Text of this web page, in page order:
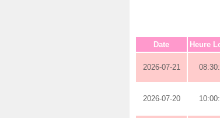
Date Heure
2026-07-21
2026-07-20